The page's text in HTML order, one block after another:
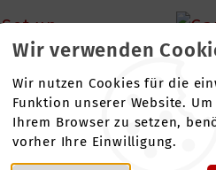
Wir verwenden
Wir nutzen Cookies für die
Funktion unserer Website. Um
Ihrem Browser zu setzen,
vorher Ihre Einwilligung.